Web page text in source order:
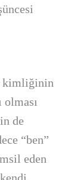
kimliğinin
de
“ben”
eden